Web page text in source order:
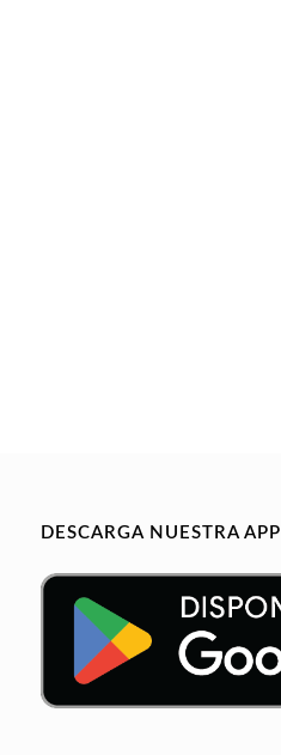
DESCARGA NUESTRA APP